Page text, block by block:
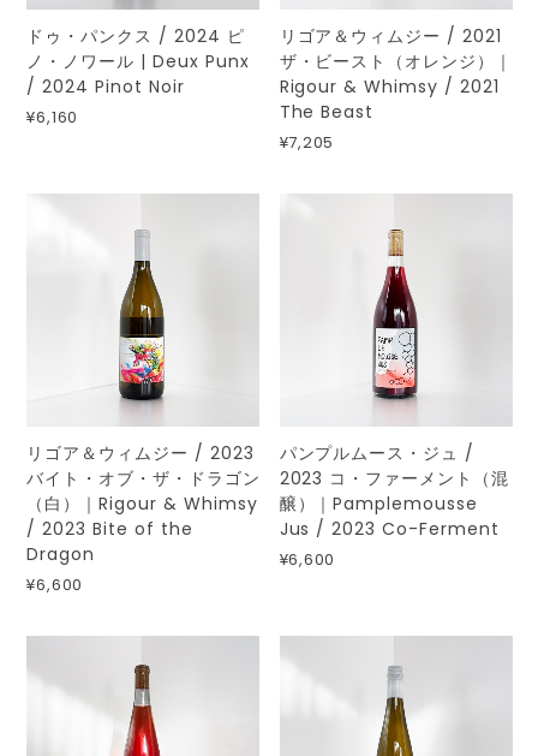
ドゥ・パンクス / 2024 ピ
ノ・ノワール | Deux Punx
/ 2024 Pinot Noir
¥6,160
リゴア＆ウィムジー / 2021
ザ・ビースト（オレンジ）｜
Rigour & Whimsy / 2021
The Beast
¥7,205
リゴア＆ウィムジー / 2023
バイト・オブ・ザ・ドラゴン
（白）｜Rigour & Whimsy
/ 2023 Bite of the
Dragon
¥6,600
パンプルムース・ジュ /
2023 コ・ファーメント（混
醸）｜Pamplemousse
Jus / 2023 Co-Ferment
¥6,600